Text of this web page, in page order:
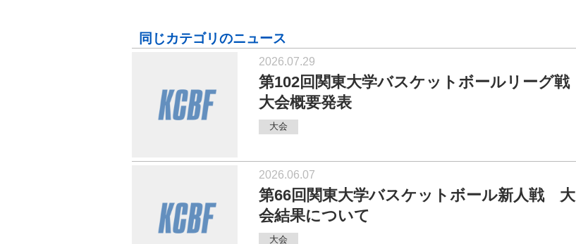
同じカテゴリのニュース
2026.07.29
第102回関東大学バスケットボールリーグ戦
大会概要発表
大会
2026.06.07
第66回関東大学バスケットボール新人戦 大
会結果について
大会